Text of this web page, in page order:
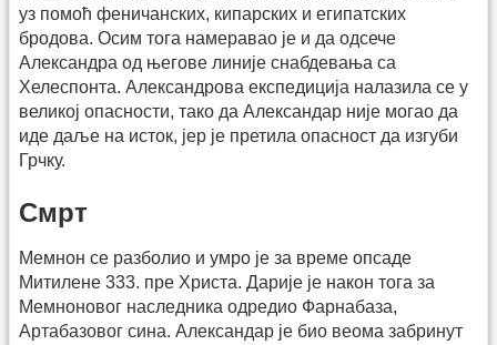
уз помоћ феничанских, кипарских и египатских
бродова. Осим тога намеравао је и да одсече
Александра од његове линије снабдевања са
Хелеспонта. Александрова експедиција налазила се у
великој опасности, тако да Александар није могао да
иде даље на исток, јер је претила опасност да изгуби
Грчку.
Смрт
Мемнон се разболио и умро је за време опсаде
Митилене 333. пре Христа. Дарије је након тога за
Мемноновог наследника одредио Фарнабаза,
Артабазовог сина. Александар је био веома забринут